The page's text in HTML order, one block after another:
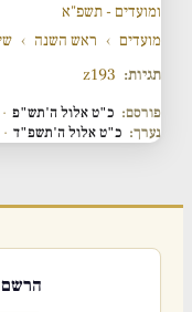
ומועדים - תשפ"א
מועדים › ראש השנה ›
תגיות: z193
פורסם: כ"ט אלול ה'תש"פ ·
נערך: כ"ט אלול ה'תשפ"ד ·
הרשם